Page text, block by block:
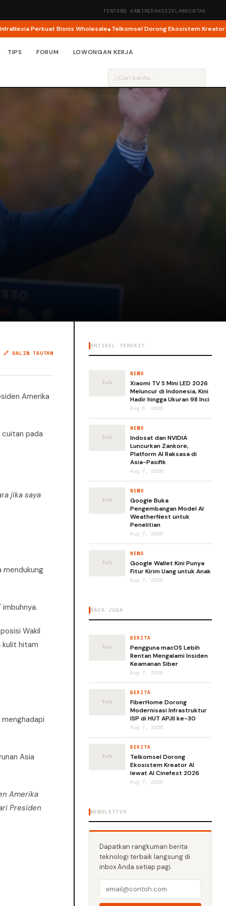
TENTANG KAMIREDAKSIIKLANKONTAK
Perkuat Bisnis Wholesale Telkomsel Dorong Ekosistem Kreator AI
TIPS FORUM LOWONGAN KERJA
⌕
🔗 SALIN TAUTAN
Amerika
cuitan pada
jika saya
mendukung
imbuhnya.
Wakil
kulit hitam
Asia
Amerika
Presiden
ARTIKEL TERKAIT
NEWS
Xiaomi TV S Mini LED 2026
Meluncur di Indonesia, Kini
Hadir hingga Ukuran 98 Inci
Aug 6, 2026
NEWS
Indosat dan NVIDIA
Luncurkan Zankore,
Platform AI Raksasa di
Asia-Pasifik
Aug 7, 2026
NEWS
Google Buka
Pengembangan Model AI
WeatherNext untuk
Penelitian
Aug 7, 2026
NEWS
Google Wallet Kini Punya
Fitur Kirim Uang untuk Anak
Aug 7, 2026
BACA JUGA
BERITA
Pengguna macOS Lebih
Rentan Mengalami Insiden
Keamanan Siber
Aug 7, 2026
BERITA
FiberHome Dorong
Modernisasi Infrastruktur
ISP di HUT APJII ke-30
Aug 7, 2026
BERITA
Telkomsel Dorong
Ekosistem Kreator AI
lewat AI Cinefest 2026
Aug 7, 2026
NEWSLETTER
Dapatkan rangkuman berita
teknologi terbaik langsung di
inbox Anda setiap pagi.